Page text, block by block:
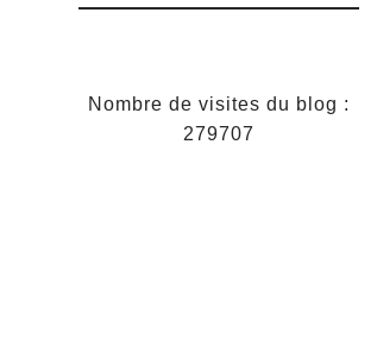
Nombre de visites du blog :
279707